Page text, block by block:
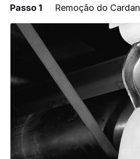
Passo 1 Remoção do Cardan